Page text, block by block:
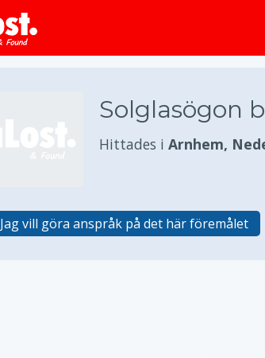
Solglasögon
Hittades i Arnhem,
Jag vill göra anspråk på det här föremålet